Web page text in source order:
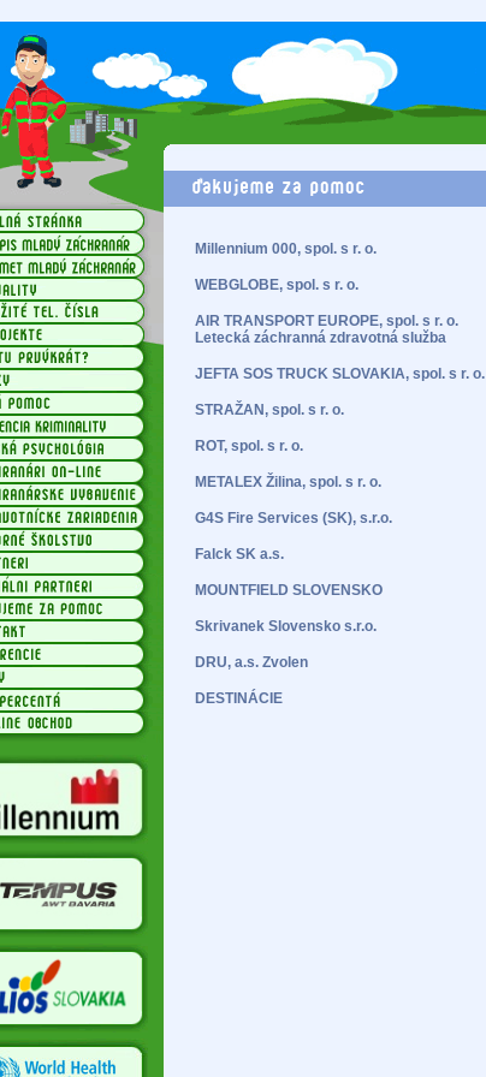
Millennium 000, spol. s r. o.
WEBGLOBE, spol. s r. o.
AIR TRANSPORT EUROPE, spol. s r. o.
Letecká záchranná zdravotná služba
JEFTA SOS TRUCK SLOVAKIA, spol. s r. o.
STRAŽAN, spol. s r. o.
ROT, spol. s r. o.
METALEX Žilina, spol. s r. o.
G4S Fire Services (SK), s.r.o.
Falck SK a.s.
MOUNTFIELD SLOVENSKO
Skrivanek Slovensko s.r.o.
DRU, a.s. Zvolen
DESTINÁCIE